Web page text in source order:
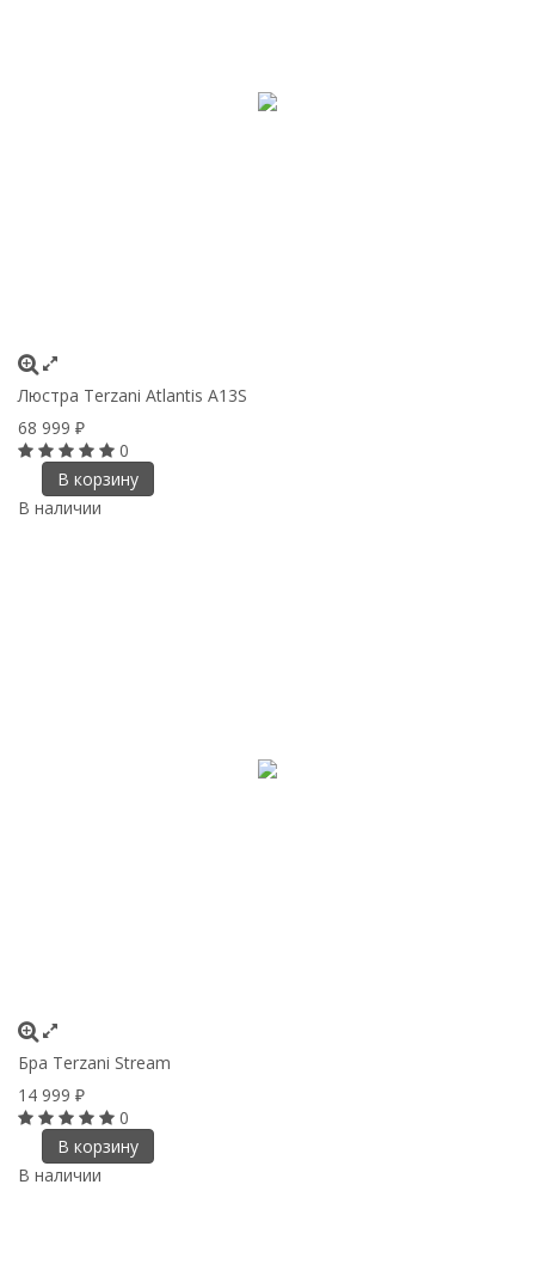
Люстра Terzani Atlantis A13S
68 999 ₽
0
В корзину
В наличии
Бра Terzani Stream
14 999 ₽
0
В корзину
В наличии